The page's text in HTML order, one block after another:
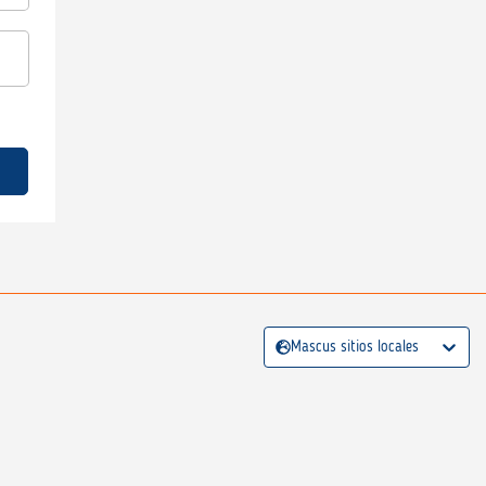
Mascus sitios locales